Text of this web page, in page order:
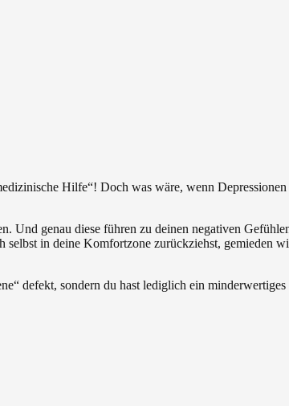
Hilfe“! Doch was wäre, wenn
Und genau diese führen zu deinen negativen
in deine Komfortzone zurückziehst, gemieden
defekt, sondern du hast lediglich ein